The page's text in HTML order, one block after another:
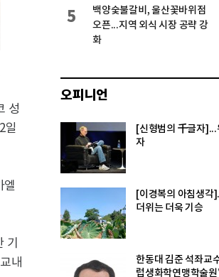
성
일
엘
기
내
백양숯불갈비, 울산꽃바위점
오픈...지역 외식 시장 공략 강
화
5
오피니언
[신형범의 千글자]...
자
[이경복의 아침생각
더위는 더욱 기승
한동대 김준 석좌교
럽생화학연맹학술원